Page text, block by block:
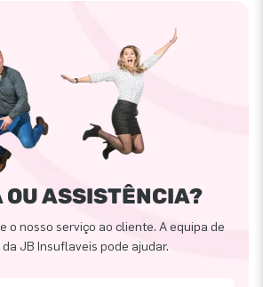
ASSISTÊNCIA?
o nosso serviço ao cliente. A equipa de
JB Insuflaveis pode ajudar.